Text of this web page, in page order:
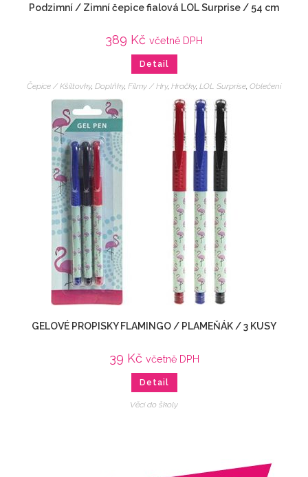
Podzimní / Zimní čepice fialová LOL Surprise / 54 cm
389 Kč včetně DPH
Detail
Čepice / Kšiltovky, Doplňky, Filmy / Hry, Hračky, LOL Surprise Oblečení
GELOVÉ PROPISKY FLAMINGO / PLAMEŇÁK / 3 KUSY
39 Kč včetně DPH
Detail
Věci do školy